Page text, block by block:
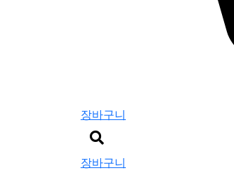
장바구니
검
색
버
장바구니